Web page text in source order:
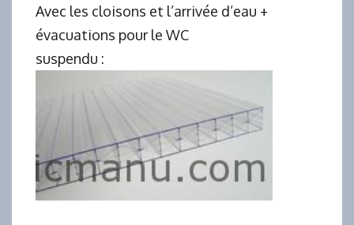
Avec les cloisons et l’arrivée d’eau +
évacuations pour le WC
suspendu :